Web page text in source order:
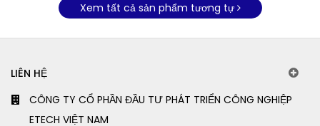
Xem tất cả sản phẩm tương tự
LIÊN HỆ
CÔNG TY CỔ PHẦN ĐẦU TƯ PHÁT TRIỂN CÔNG NGHIỆP
ETECH VIỆT NAM